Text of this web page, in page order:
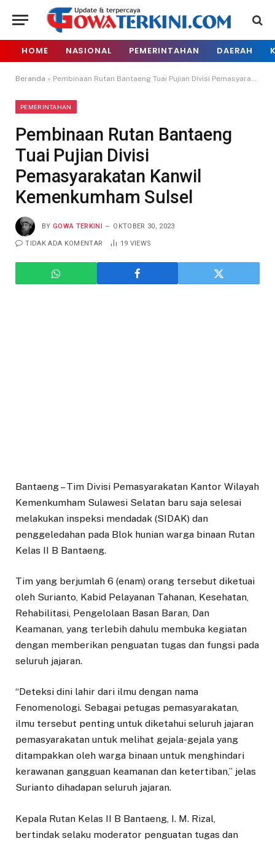
HOME NASIONAL PEMERINTAHAN DAERAH
Beranda » Pembinaan Rutan Bantaeng Tuai Pujian Divisi Pemasyarakatan Kanwil Kemenkumham Sulsel
PEMERINTAHAN
Pembinaan Rutan Bantaeng
Tuai Pujian Divisi
Pemasyarakatan Kanwil
Kemenkumham Sulsel
BY GOWA TERKINI OKTOBER 30, 2023
TIDAK ADA KOMENTAR 19 VIEWS
Bantaeng – Tim Divisi Pemasyarakatan Kantor Wilayah
Kemenkumham Sulawesi Selatan baru saja selesai
melakukan inspeksi mendadak (SIDAK) dan
penggeledahan pada Blok hunian warga binaan Rutan
Kelas II B Bantaeng.
Tim yang berjumlah 6 (enam) orang tersebut diketuai
oleh Surianto, Kabid Pelayanan Tahanan, Kesehatan,
Rehabilitasi, Pengelolaan Basan Baran, Dan
Keamanan, yang terlebih dahulu membuka kegiatan
dengan memberikan penguatan tugas dan fungsi pada
seluruh jajaran.
“Deteksi dini lahir dari ilmu dengan nama
Fenomenologi. Sebagai petugas pemasyarakatan,
ilmu tersebut penting untuk diketahui seluruh jajaran
pemasyarakatan untuk melihat gejala-gejala yang
ditampakkan oleh warga binaan untuk menghindari
kerawanan gangguan keamanan dan ketertiban,” jelas
Surianto dihadapan seluruh jajaran.
Kepala Rutan Kelas II B Bantaeng, I. M. Rizal,
bertindak selaku moderator penguatan tugas dan